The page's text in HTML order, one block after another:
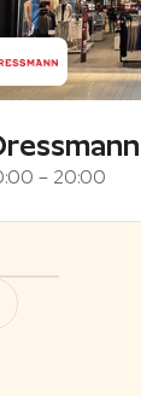
– 20:00